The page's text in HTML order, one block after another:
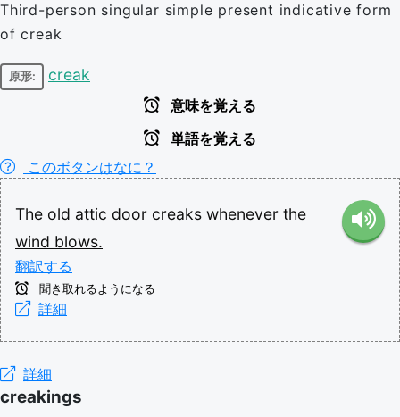
Third-person singular simple present indicative form
of creak
原形: creak
意味を覚える
単語を覚える
このボタンはなに？
The old attic door creaks whenever the
wind blows.
翻訳する
聞き取れるようになる
詳細
詳細
creakings